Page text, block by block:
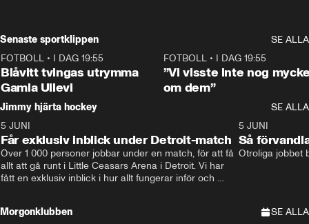
Senaste sportklippen
SE ALLA
FOTBOLL • I DAG 19:55
Blåvitt tvingas utrymma
Gamla Ullevi
FOTBOLL• I DAG 19:55
”Vi visste inte nog
om dem”
Jimmy hjärta hockey
SE ALLA
5 JUNI
Får exklusiv inblick under Detroit-match
Över 1 000 personer jobbar under en match, för att få
allt att gå runt i Little Ceasars Arena i Detroit. Vi har
fått en exklusiv inblick i hur allt fungerar inför och
5 JUNI
Så
Otroliga jobbet
Morgonklubben
SE ALLA